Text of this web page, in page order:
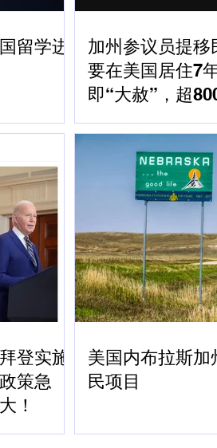
留学进
加州参议员提移
要在美国居住7
即“大赦”，超
卡...
登实施
策急
！
美国内布拉斯
民项目